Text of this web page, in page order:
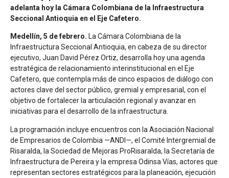
adelanta hoy la Cámara Colombiana de la Infraestructura
Seccional Antioquia en el Eje Cafetero.
Medellín, 5 de febrero. La Cámara Colombiana de la
Infraestructura Seccional Antioquia, en cabeza de su director
ejecutivo, Juan David Pérez Ortiz, desarrolla hoy una agenda
estratégica de relacionamiento interinstitucional en el Eje
Cafetero, que contempla más de cinco espacios de diálogo con
actores clave del sector público, gremial y empresarial, con el
objetivo de fortalecer la articulación regional y avanzar en
iniciativas para el desarrollo de la infraestructura.
La programación incluye encuentros con la Asociación Nacional
de Empresarios de Colombia —ANDI—, el Comité Intergremial de
Risaralda, la Sociedad de Mejoras ProRisaralda, la Secretaría de
Infraestructura de Pereira y la empresa Odinsa Vías, actores que
representan sectores estratégicos para la planeación, ejecución